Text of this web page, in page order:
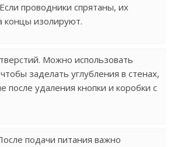
проводники спрятаны, их
концы изолируют.
Можно использовать
заделать углубления в стенах,
после удаления кнопки и коробки с
подачи питания важно